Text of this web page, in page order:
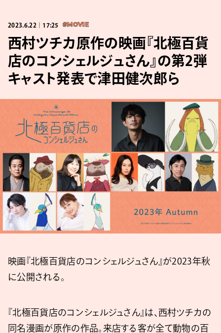
2023.6.22｜17:25 #MOVIE
西村ツチカ原作の映画『北極百貨
店のコンシェルジュさん』の第2弾
キャスト発表で津田健次郎ら
映画『北極百貨店のコンシェルジュさん』が2023年秋
に公開される。
『北極百貨店のコンシェルジュさん』は、西村ツチカの
同名漫画が原作の作品。来店する客が全て動物の百